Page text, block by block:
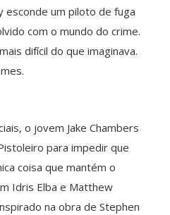
esconde um piloto de fuga
com o mundo do crime.
difícil do que imaginava.
o jovem Jake Chambers
para impedir que
coisa que mantém o
Idris Elba e Matthew
na obra de Stephen